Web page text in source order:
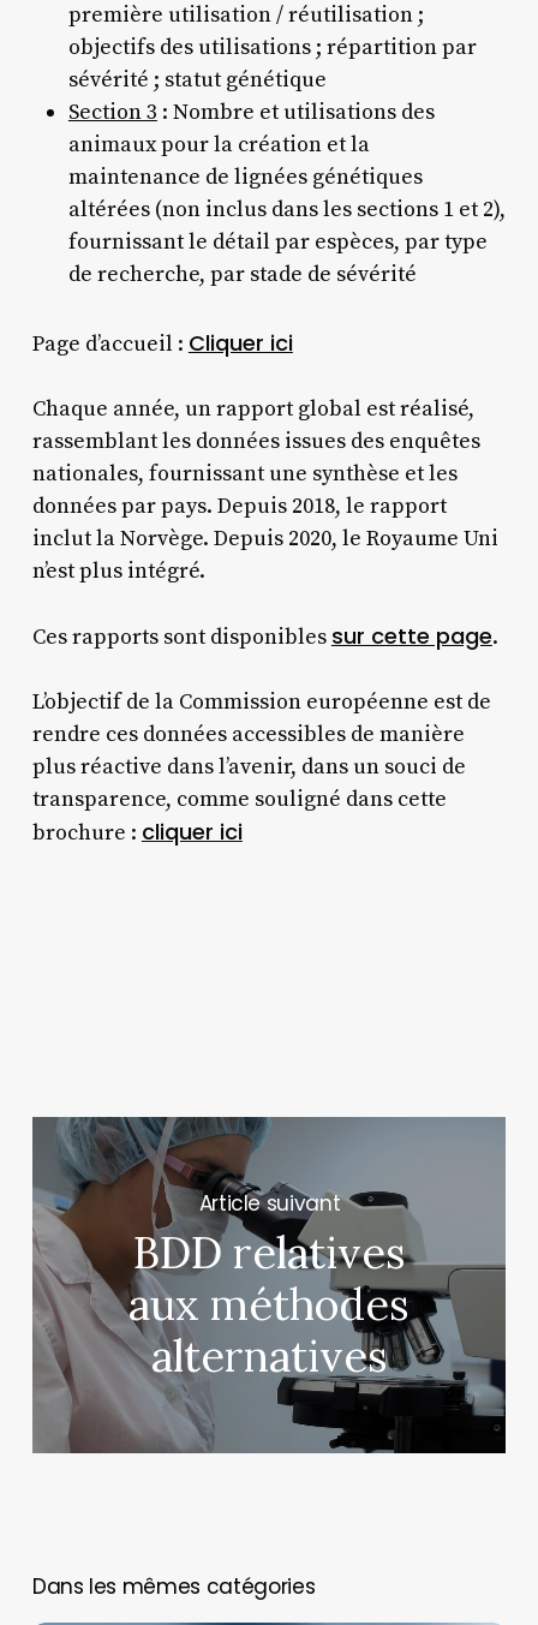
première utilisation / réutilisation ;
objectifs des utilisations ; répartition par
sévérité ; statut génétique
Section 3 : Nombre et utilisations des
animaux pour la création et la
maintenance de lignées génétiques
altérées (non inclus dans les sections 1 et 2),
fournissant le détail par espèces, par type
de recherche, par stade de sévérité
​Page d’accueil : Cliquer ici
Chaque année, un rapport global est réalisé,
rassemblant les données issues des enquêtes
nationales, fournissant une synthèse et les
données par pays. Depuis 2018, le rapport
inclut la Norvège. Depuis 2020, le Royaume Uni
n’est plus intégré.
Ces rapports sont disponibles sur cette page.
L’objectif de la Commission européenne est de
rendre ces données accessibles de manière
plus réactive dans l’avenir, dans un souci de
transparence, comme souligné dans cette
brochure : cliquer ici
Next Post
BDD relatives
aux méthodes
alternatives
You May Also Like